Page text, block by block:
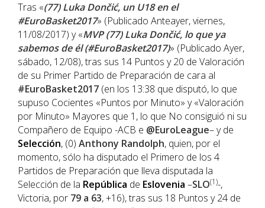
Tras «(77) Luka Dončić, un U18 en el
#EuroBasket2017» (Publicado Anteayer, viernes,
11/08/2017) y «MVP (77) Luka Dončić, lo que ya
sabemos de él (#EuroBasket2017)» (Publicado Ayer,
sábado, 12/08), tras sus 14 Puntos y 20 de Valoración
de su Primer Partido de Preparación de cara al
#EuroBasket2017 (en los 13:38 que disputó, lo que
supuso Cocientes «Puntos por Minuto» y «Valoración
por Minuto» Mayores que 1, lo que No consiguió ni su
Compañero de Equipo -ACB e @EuroLeague– y de
Selección, (0) Anthony Randolph, quien, por el
momento, sólo ha disputado el Primero de los 4
Partidos de Preparación que lleva disputada la
Selección de la República de Eslovenia –SLO(1)-,
Victoria, por 79 a 63, +16), tras sus 18 Puntos y 24 de